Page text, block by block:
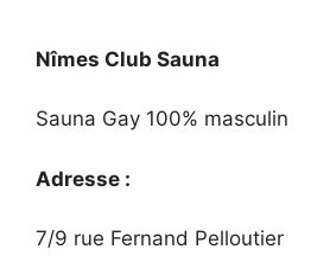
Nîmes Club Sauna
Sauna Gay 100% masculin
Adresse :
7/9 rue Fernand Pelloutier